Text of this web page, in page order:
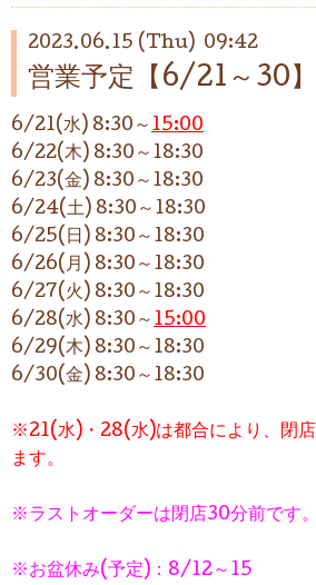
2023.06.15 (Thu) 09:42
営業予定【6/21～30】
6/21(水) 8:30～ 15:00
6/22(木) 8:30～18:30
6/23(金) 8:30～18:30
6/24(土) 8:30～18:30
6/25(日) 8:30～18:30
6/26(月) 8:30～18:30
6/27(火) 8:30～18:30
6/28(水) 8:30～ 15:00
6/29(木) 8:30～18:30
6/30(金) 8:30～18:30
※21(水)・28(水)は都合により、閉
ます。
※ラストオーダーは閉店30分前です。
※お盆休み(予定)：8/12～15